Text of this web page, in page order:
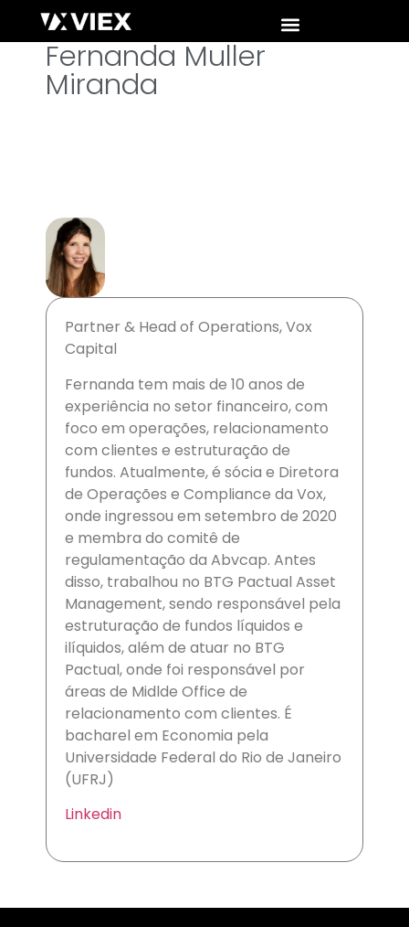
Fernanda Muller
Miranda
Partner & Head of Operations, Vox
Capital
Fernanda tem mais de 10 anos de
experiência no setor financeiro, com
foco em operações, relacionamento
com clientes e estruturação de
fundos. Atualmente, é sócia e Diretora
de Operações e Compliance da Vox,
onde ingressou em setembro de 2020
e membra do comitê de
regulamentação da Abvcap. Antes
disso, trabalhou no BTG Pactual Asset
Management, sendo responsável pela
estruturação de fundos líquidos e
ilíquidos, além de atuar no BTG
Pactual, onde foi responsável por
áreas de Midlde Office de
relacionamento com clientes. É
bacharel em Economia pela
Universidade Federal do Rio de Janeiro
(UFRJ)
Linkedin